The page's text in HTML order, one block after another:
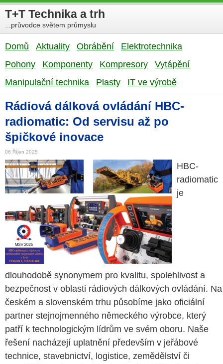
T+T Technika a trh
...průvodce světem průmyslu
Domů Aktuality Obrábění
Elektrotechnika
Pohony
Komponenty Kompresory
Vytápění
Manipulační technika
Plasty IT ve výrobě
Rádiová dálková ovládání HBC-
radiomatic: Od servisu až po
špičkové inovace
06 Říjen 2025
HBC-
radiomatic
je
dlouhodobě synonymem pro kvalitu, spolehlivost a
bezpečnost v oblasti rádiových dálkových ovládání. Na
českém a slovenském trhu působíme jako oficiální
partner stejnojmenného německého výrobce, který
patří k technologickým lídrům ve svém oboru. Naše
řešení nacházejí uplatnění především v jeřábové
technice, stavebnictví, logistice, zemědělství či